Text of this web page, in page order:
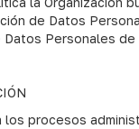
de Datos
Personales de
los procesos